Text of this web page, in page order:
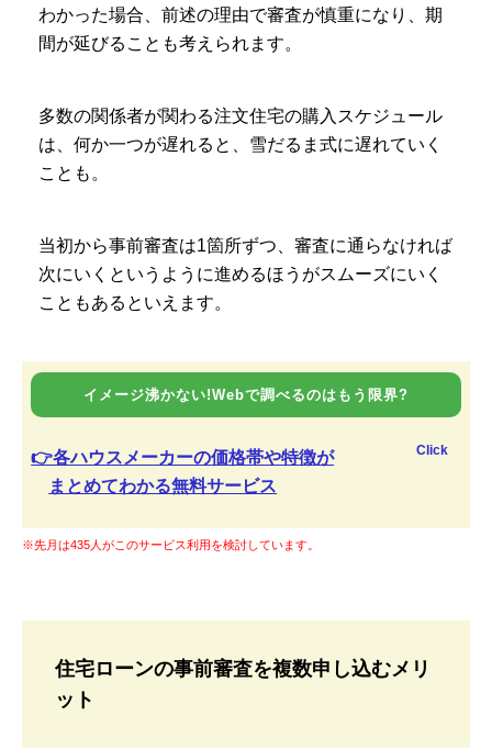
わかった場合、前述の理由で審査が慎重になり、期
間が延びることも考えられます。
多数の関係者が関わる注文住宅の購入スケジュール
は、何か一つが遅れると、雪だるま式に遅れていく
ことも。
当初から事前審査は1箇所ずつ、審査に通らなければ
次にいくというように進めるほうがスムーズにいく
こともあるといえます。
イメージ沸かない!Webで調べるのはもう限界?
👉各ハウスメーカーの価格帯や特徴が
まとめてわかる無料サービス
Click
※先月は435人がこのサービス利用を検討しています。
住宅ローンの事前審査を複数申し込むメリ
ット